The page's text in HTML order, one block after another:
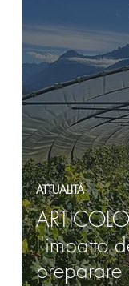
l'impatto
preparare
ATTUALITÀ